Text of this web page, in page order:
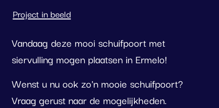
Project in beeld
Vandaag deze mooi schuifpoort met
siervulling mogen plaatsen in Ermelo!
Wenst u nu ook zo'n mooie schuifpoort?
Vraag gerust naar de mogelijkheden.